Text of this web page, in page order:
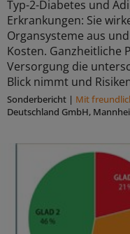
Typ-2-Diabetes und
Erkrankungen: Sie
Organsysteme aus
Kosten. Ganzheitliche
Versorgung die
Blick nimmt und
Sonderbericht | Mit
Deutschland GmbH,